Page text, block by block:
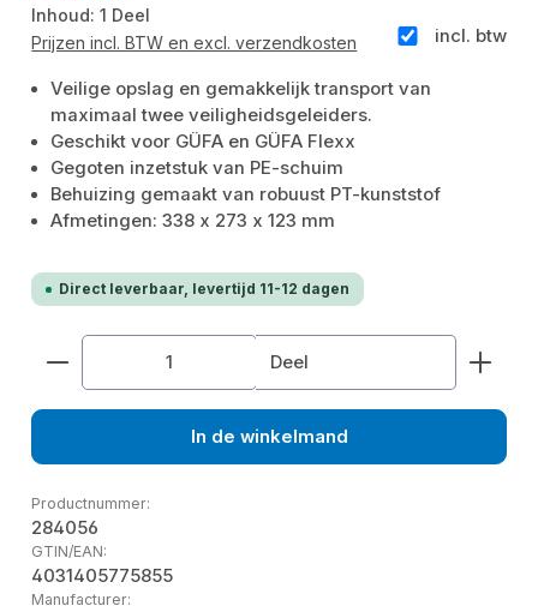
Inhoud:1 Deel
incl. btw
Prijzen incl. BTW en excl. verzendkosten
Veilige opslag en gemakkelijk transport van
maximaal twee veiligheidsgeleiders.
Geschikt voor GÜFA en GÜFA Flexx
Gegoten inzetstuk van PE-schuim
Behuizing gemaakt van robuust PT-kunststof
Afmetingen: 338 x 273 x 123 mm
Direct leverbaar, levertijd 11-12 dagen
Producthoeveelheid: Voer de gewenste
Deel
In de winkelmand
Productnummer:
284056
GTIN/EAN:
4031405775855
Manufacturer: